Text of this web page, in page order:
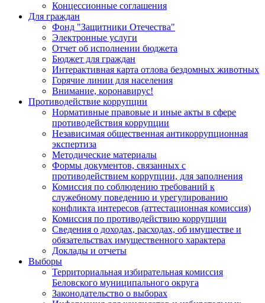
Концессионные соглашения
Для граждан
Фонд "Защитники Отечества"
Электронные услуги
Отчет об исполнении бюджета
Бюджет для граждан
Интерактивная карта отлова бездомных животных
Горячие линии для населения
Внимание, коронавирус!
Противодействие коррупции
Нормативные правовые и иные акты в сфере
противодействия коррупции
Независимая общественная антикоррупционная
экспертиза
Методические материалы
Формы документов, связанных с
противодействием коррупции, для заполнения
Комиссия по соблюдению требований к
служебному поведению и урегулированию
конфликта интересов (аттестационная комиссия)
Комиссия по противодействию коррупции
Сведения о доходах, расходах, об имуществе и
обязательствах имущественного характера
Доклады и отчеты
Выборы
Территориальная избирательная комиссия
Беловского муниципального округа
Законодательство о выборах